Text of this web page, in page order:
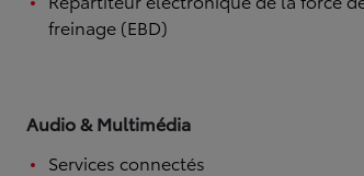
freinage (EBD)
Audio & Multimédia
Services connectés